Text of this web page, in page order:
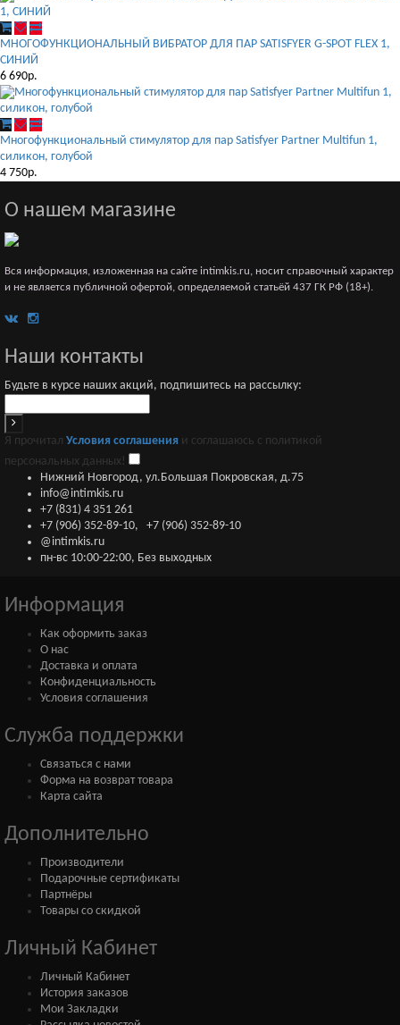
МНОГОФУНКЦИОНАЛЬНЫЙ ВИБРАТОР ДЛЯ ПАР SATISFYER G-SPOT FLEX 1,
СИНИЙ
6 690р.
Многофункциональный стимулятор для пар Satisfyer Partner Multifun 1,
силикон, голубой
4 750р.
О нашем магазине
Вся информация, изложенная на сайте intimkis.ru, носит справочный характер
и не является публичной офертой, определяемой статьёй 437 ГК РФ (18+).
Наши контакты
Будьте в курсе наших акций, подпишитесь на рассылку:
Я прочитал Условия соглашения и соглашаюсь с политикой
персональных данных!
Нижний Новгород, ул.Большая Покровская, д.75
info@intimkis.ru
+7 (831) 4 351 261
+7 (906) 352-89-10, +7 (906) 352-89-10
@intimkis.ru
пн-вс 10:00-22:00, Без выходных
Информация
Как оформить заказ
О нас
Доставка и оплата
Конфиденциальность
Условия соглашения
Служба поддержки
Связаться с нами
Форма на возврат товара
Карта сайта
Дополнительно
Производители
Подарочные сертификаты
Партнёры
Товары со скидкой
Личный Кабинет
Личный Кабинет
История заказов
Мои Закладки